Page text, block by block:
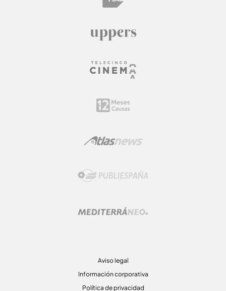
Aviso legal
Información corporativa
Política de privacidad